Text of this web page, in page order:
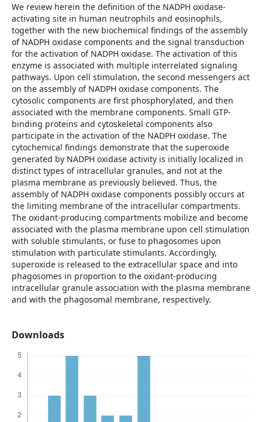
We review herein the definition of the NADPH oxidase-
activating site in human neutrophils and eosinophils,
together with the new biochemical findings of the assembly
of NADPH oxidase components and the signal transduction
for the activation of NADPH oxidase. The activation of this
enzyme is associated with multiple interrelated signaling
pathways. Upon cell stimulation, the second messengers act
on the assembly of NADPH oxidase components. The
cytosolic components are first phosphorylated, and then
associated with the membrane components. Small GTP-
binding proteins and cytoskeletal components also
participate in the activation of the NADPH oxidase. The
cytochemical findings demonstrate that the superoxide
generated by NADPH oxidase activity is initially localized in
distinct types of intracellular granules, and not at the
plasma membrane as previously believed. Thus, the
assembly of NADPH oxidase components possibly occurs at
the limiting membrane of the intracellular compartments.
The oxidant-producing compartments mobilize and become
associated with the plasma membrane upon cell stimulation
with soluble stimulants, or fuse to phagosomes upon
stimulation with particulate stimulants. Accordingly,
superoxide is released to the extracellular space and into
phagosomes in proportion to the oxidant-producing
intracellular granule association with the plasma membrane
and with the phagosomal membrane, respectively.
Downloads